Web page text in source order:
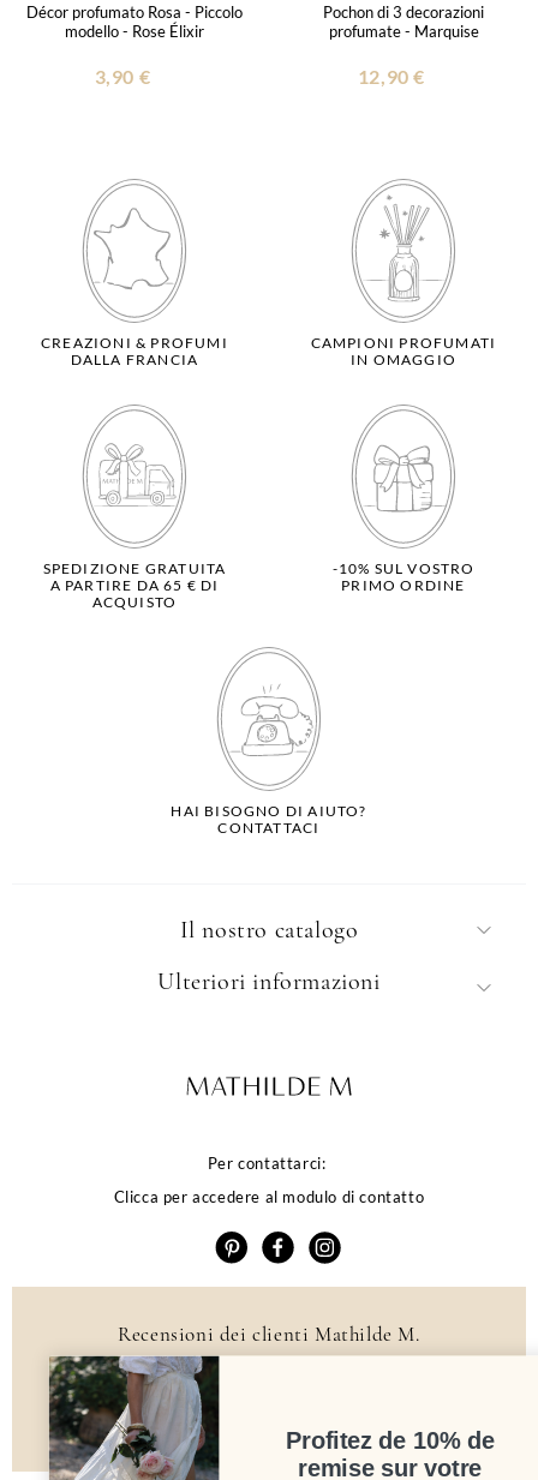
Décor profumato Rosa - Piccolo
modello - Rose Élixir
3,90 €
Pochon di 3 decorazioni
profumate - Marquise
12,90 €
CREAZIONI & PROFUMI
DALLA FRANCIA
CAMPIONI PROFUMATI
IN OMAGGIO
SPEDIZIONE GRATUITA
A PARTIRE DA 65 € DI
ACQUISTO
-10% SUL VOSTRO
PRIMO ORDINE
HAI BISOGNO DI AIUTO?
CONTATTACI
Il nostro catalogo
Per contattarci:
Clicca per accedere al modulo di contatto
Ulteriori informazioni
Recensioni dei clienti Mathilde M.
Profitez de 10% de
remise sur votre